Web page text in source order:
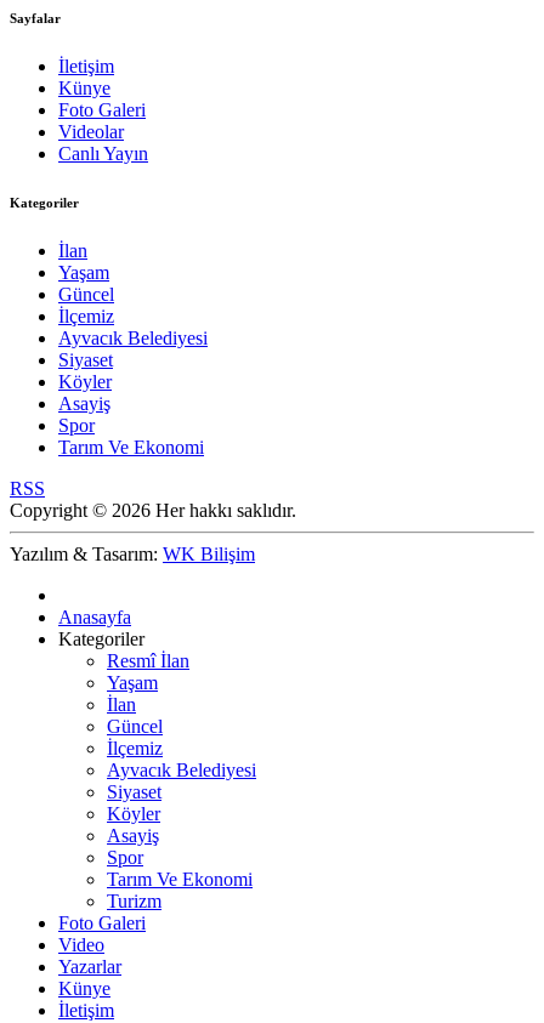
Sayfalar
İletişim
Künye
Foto Galeri
Videolar
Canlı Yayın
Kategoriler
İlan
Yaşam
Güncel
İlçemiz
Ayvacık Belediyesi
Siyaset
Köyler
Asayiş
Spor
Tarım Ve Ekonomi
RSS
Copyright © 2026 Her hakkı saklıdır.
Yazılım & Tasarım: WK Bilişim
Anasayfa
Kategoriler
Resmî İlan
Yaşam
İlan
Güncel
İlçemiz
Ayvacık Belediyesi
Siyaset
Köyler
Asayiş
Spor
Tarım Ve Ekonomi
Turizm
Foto Galeri
Video
Yazarlar
Künye
İletişim